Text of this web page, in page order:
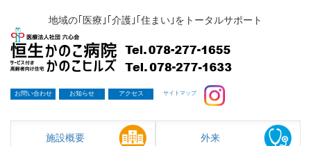
地域の｢医療｣｢介護｣｢住まい｣をトータルサポート
お問い合わせ お知らせ アクセス サイトマップ
施設概要 外来